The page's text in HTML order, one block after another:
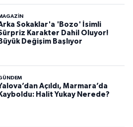
Sokaklar'a 'Bozo' İsimli
Karakter Dahil Oluyor!
Büyük Değişim Başlıyor
Açıldı, Marmara’da
Kayboldu: Halit Yukay Nerede?